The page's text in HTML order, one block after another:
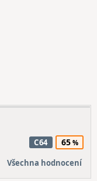
C64 65
Všechna hodnocení